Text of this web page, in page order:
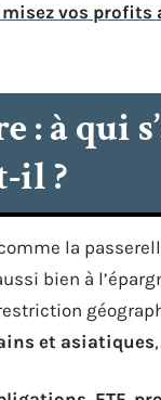
vos profits
à qui
il ?
la
bien à
et asiatiques